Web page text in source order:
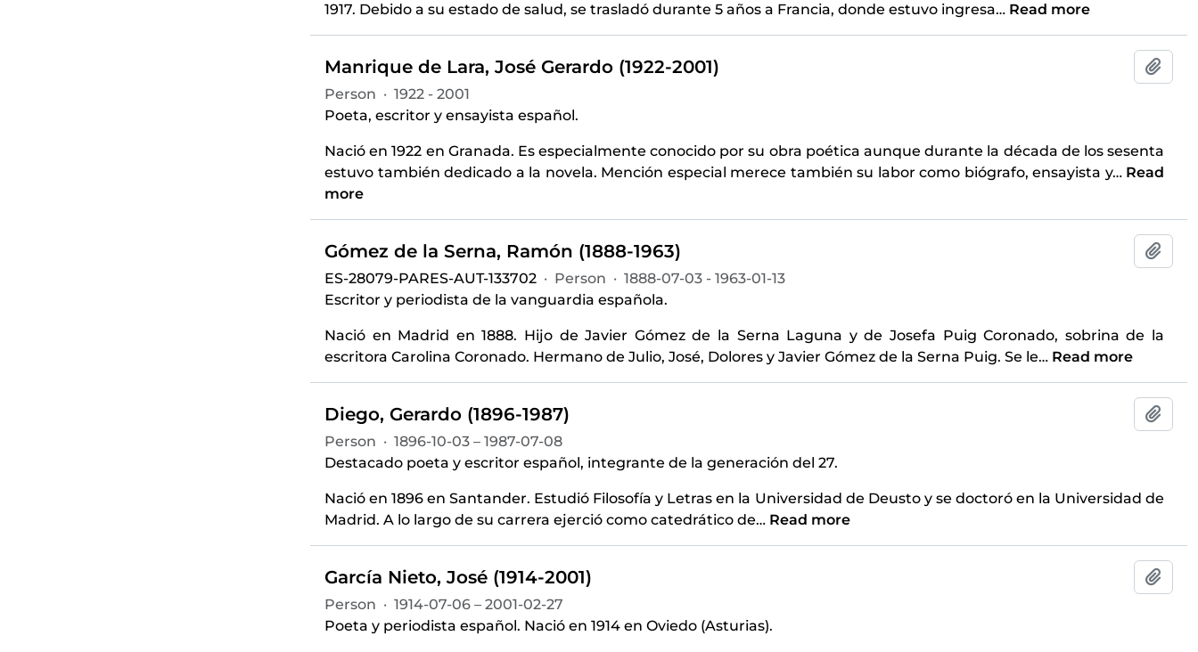
1917. Debido a su estado de salud, se trasladó durante 5 años a Francia, donde estuvo ingresa… Read more
Manrique de Lara, José Gerardo (1922-2001)
Person · 1922 - 2001
Poeta, escritor y ensayista español.
Nació en 1922 en Granada. Es especialmente conocido por su obra poética aunque durante la década de los sesenta
estuvo también dedicado a la novela. Mención especial merece también su labor como biógrafo, ensayista y… Read
more
Gómez de la Serna, Ramón (1888-1963)
ES-28079-PARES-AUT-133702 · Person · 1888-07-03 - 1963-01-13
Escritor y periodista de la vanguardia española.
Nació en Madrid en 1888. Hijo de Javier Gómez de la Serna Laguna y de Josefa Puig Coronado, sobrina de la
escritora Carolina Coronado. Hermano de Julio, José, Dolores y Javier Gómez de la Serna Puig. Se le… Read more
Diego, Gerardo (1896-1987)
Person · 1896-10-03 – 1987-07-08
Destacado poeta y escritor español, integrante de la generación del 27.
Nació en 1896 en Santander. Estudió Filosofía y Letras en la Universidad de Deusto y se doctoró en la Universidad de
Madrid. A lo largo de su carrera ejerció como catedrático de… Read more
García Nieto, José (1914-2001)
Person · 1914-07-06 – 2001-02-27
Poeta y periodista español. Nació en 1914 en Oviedo (Asturias).